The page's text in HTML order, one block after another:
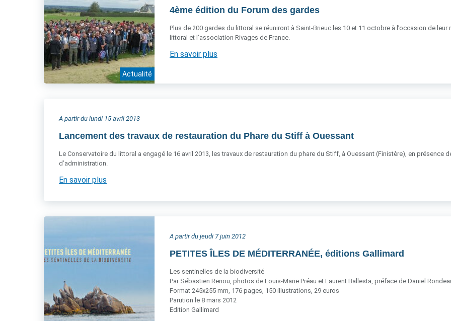
Actualité
4ème édition du Forum des gardes
Plus de 200 gardes du littoral se réuniront à Saint-Brieuc les 10 et 11 octobre à l’occasion de
littoral et l’association Rivages de France.
En savoir plus
A partir du lundi 15 avril 2013
Lancement des travaux de restauration du Phare du Stiff à Ouessant
Le Conservatoire du littoral a engagé le 16 avril 2013, les travaux de restauration du phare du Stiff, à Ouessant (Finistère), en présence
d’administration.
En savoir plus
A partir du jeudi 7 juin 2012
PETITES ÎLES DE MÉDITERRANÉE, éditions Gallimard
Les sentinelles de la biodiversité
Par Sébastien Renou, photos de Louis-Marie Préau et Laurent Ballesta, préface de Daniel
Format 245x255 mm, 176 pages, 150 illustrations, 29 euros
Parution le 8 mars 2012
Edition Gallimard